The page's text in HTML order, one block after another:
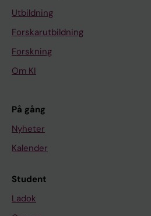
Utbildning
Forskarutbildning
Forskning
Om KI
På gång
Nyheter
Kalender
Student
Ladok